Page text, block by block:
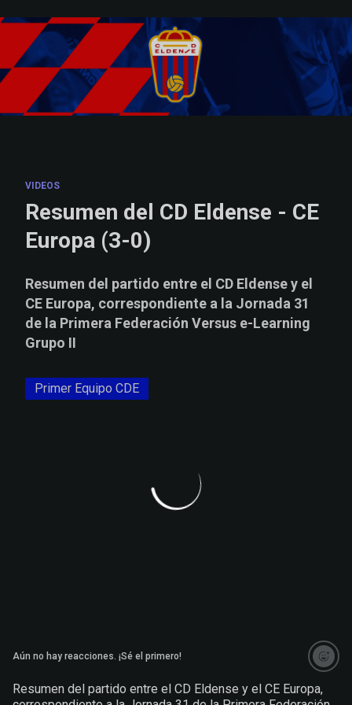
VIDEOS
Resumen del CD Eldense - CE
Europa (3-0)
Resumen del partido entre el CD Eldense y el
CE Europa, correspondiente a la Jornada 31
de la Primera Federación Versus e-Learning
Grupo II
Primer Equipo CDE
Aún no hay reacciones. ¡Sé el primero!
Resumen del partido entre el CD Eldense y el CE Europa,